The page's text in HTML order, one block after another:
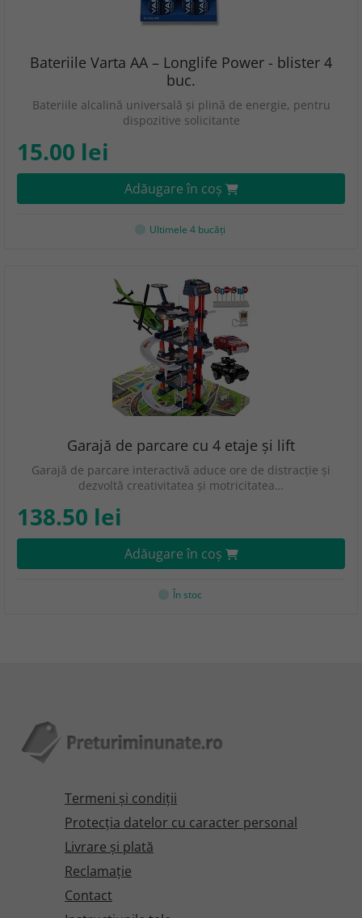
Bateriile Varta AA – Longlife Power - blister 4
buc.
Bateriile alcalină universală și plină de energie, pentru
dispozitive solicitante
15.00 lei
Adăugare în coş
Ultimele 4 bucăţi
Garajă de parcare cu 4 etaje și lift
Garajă de parcare interactivă aduce ore de distracție și
dezvoltă creativitatea și motricitatea…
138.50 lei
Adăugare în coş
În stoc
Termeni şi condiţii
Protecţia datelor cu caracter personal
Livrare și plată
Reclamaţie
Contact